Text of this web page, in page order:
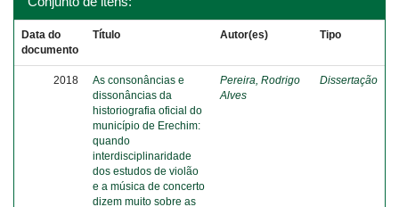
Data do
documento
Título Autor(es) Tipo
2018
As consonâncias e
dissonâncias da
historiografia oficial do
município de Erechim:
quando
interdisciplinaridade
dos estudos de violão
e a música de concerto
dizem muito sobre as
Pereira, Rodrigo
Alves
Dissertação